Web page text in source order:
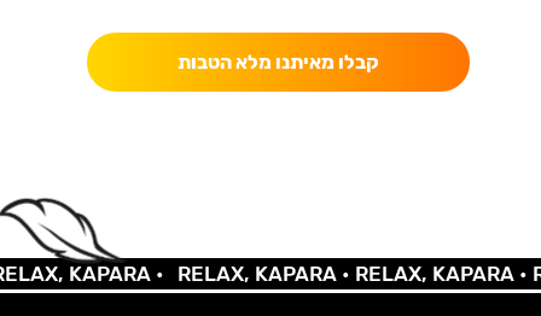
קבלו מאיתנו מלא הטבות
KAPARA • RELAX, KAPARA •RELAX, KAPARA •